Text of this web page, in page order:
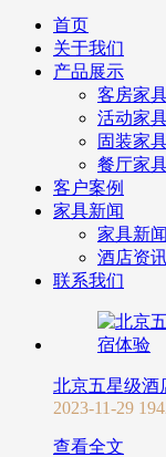
首页
关于我们
产品展示
客房家
活动家
固装家
餐厅家
客户案例
家具新闻
家具新闻
酒店资
联系我们
北京五星级酒
2023-11-29
查看全文